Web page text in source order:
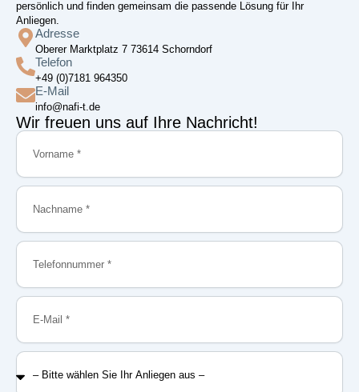
persönlich und finden gemeinsam die passende Lösung für Ihr
Anliegen.
Adresse
Oberer Marktplatz 7 73614 Schorndorf
Telefon
+49 (0)7181 964350
E-Mail
info@nafi-t.de
Wir freuen uns auf Ihre Nachricht!
Vorname
Nachname
Telefonnummer
E-
Mail
–
Bitte